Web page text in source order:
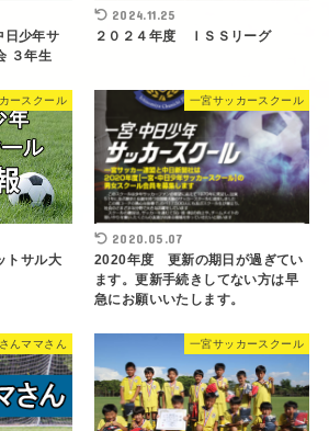
少年サ
３年生
2024.11.25
２０２４年度 ＩＳＳリーグ
ースクール
トサル大
一宮サッカースクール
2020.05.07
2020年度 更新の期日が過ぎてい
ます。更新手続きしてない方は早
急にお願いいたします。
んママさん 一宮サッカースクール